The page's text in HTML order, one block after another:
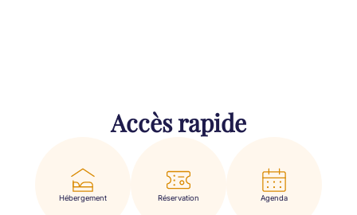
Accès rapide
Hébergement Réservation Agenda